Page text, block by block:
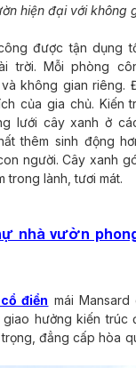
hiện đại với không
được tận dụng
trời. Mỗi phòng
không gian riêng.
của gia chủ. Kiến
lưới cây xanh ở
thêm sinh động
người. Cây xanh
trong lành, tươi mát.
nhà vườn
điển mái
giao hưởng kiến trúc
đẳng cấp hòa